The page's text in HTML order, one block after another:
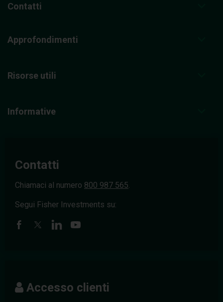
Contatti
Approfondimenti
Risorse utili
Informative
Contatti
Chiamaci al numero 800 987 565.
Segui Fisher Investments su:
Accesso clienti